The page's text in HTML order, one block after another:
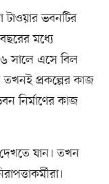
টাওয়ার ভবনটির
মধ্যে
সালে এসে বিল
তখনই প্রকল্পের কাজ
নির্মাণের কাজ
যান। তখন